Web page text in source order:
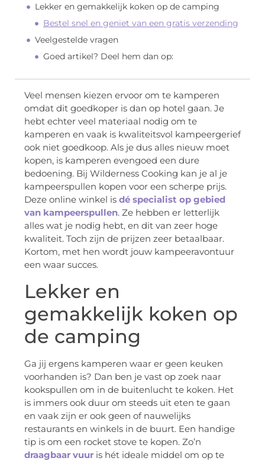
Lekker en gemakkelijk koken op de camping
Bestel snel en geniet van een gratis verzending
Veelgestelde vragen
Goed artikel? Deel hem dan op:
Veel mensen kiezen ervoor om te kamperen
omdat dit goedkoper is dan op hotel gaan. Je
hebt echter veel materiaal nodig om te
kamperen en vaak is kwaliteitsvol kampeergerief
ook niet goedkoop. Als je dus alles nieuw moet
kopen, is kamperen evengoed een dure
bedoening. Bij Wilderness Cooking kan je al je
kampeerspullen kopen voor een scherpe prijs.
Deze online winkel is dé specialist op gebied
van kampeerspullen. Ze hebben er letterlijk
alles wat je nodig hebt, en dit van zeer hoge
kwaliteit. Toch zijn de prijzen zeer betaalbaar.
Kortom, met hen wordt jouw kampeeravontuur
een waar succes.
Lekker en
gemakkelijk koken op
de camping
Ga jij ergens kamperen waar er geen keuken
voorhanden is? Dan ben je vast op zoek naar
kookspullen om in de buitenlucht te koken. Het
is immers ook duur om steeds uit eten te gaan
en vaak zijn er ook geen of nauwelijks
restaurants en winkels in de buurt. Een handige
tip is om een rocket stove te kopen. Zo’n
draagbaar vuur is hét ideale middel om op te